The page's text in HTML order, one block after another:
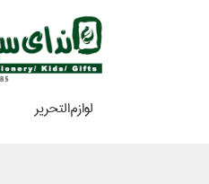
لوازم‌التحرير